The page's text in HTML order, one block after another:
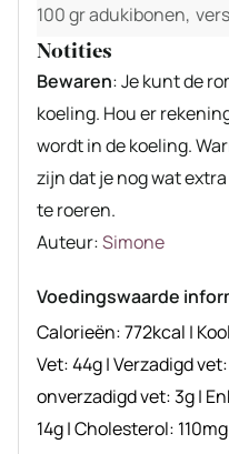
100 gr adukibonen,
Notities
Bewaren: Je kunt de
koeling. Hou er
wordt in de koeling.
zijn dat je nog wat
te roeren.
Auteur
Auteur:Simone
Voedingswaarde
Calorieën:772kcal |
Vet:44g|Verzadigd vet:
onverzadigd vet:3g|
14g|Cholesterol: 110mg